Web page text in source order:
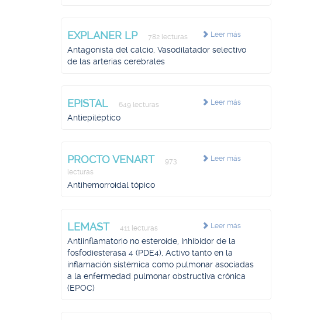
Leer más
EXPLANER LP 782 lecturas
Antagonista del calcio, Vasodilatador selectivo
de las arterias cerebrales
Leer más
EPISTAL 649 lecturas
Antiepiléptico
Leer más
PROCTO VENART
973
lecturas
Antihemorroidal tópico
Leer más
LEMAST 411 lecturas
Antiinflamatorio no esteroide, Inhibidor de la
fosfodiesterasa 4 (PDE4), Activo tanto en la
inflamación sistémica como pulmonar asociadas
a la enfermedad pulmonar obstructiva crónica
(EPOC)